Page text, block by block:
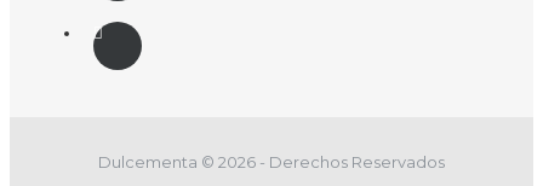
Dulcementa © 2026 - Derechos Reservados